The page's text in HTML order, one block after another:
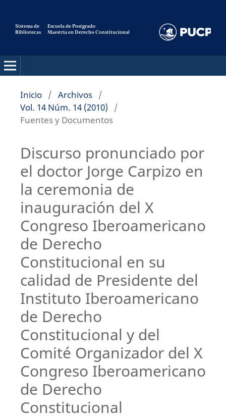
Sistema de
Bibliotecas
Escuela de Postgrado
Maestria en Derecho Constitucional
Inicio / Archivos /
Vol. 14 Núm. 14 (2010)
/
Fuentes y Documentos
Discurso pronunciado por
el doctor Jorge Carpizo en
la ceremonia de
inauguración del X
Congreso Iberoamericano
de Derecho
Constitucional en su
calidad de Presidente del
Instituto Iberoamericano
de Derecho
Constitucional y del
Comité Organizador del X
Congreso Iberoamericano
de Derecho
Constitucional